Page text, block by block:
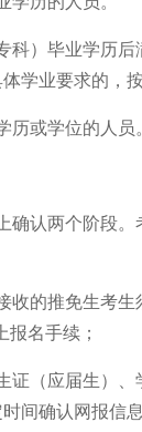
科）毕业学历后
学业要求的，
历或学位的人员
确认两个阶段
收的推免生考
报名手续；
证（应届生）、
间确认网报信